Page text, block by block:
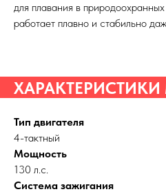
для плавания в
работает плавно и стабильно
Тип двигателя
4-тактный
Мощность
130 л.с.
Система зажигания